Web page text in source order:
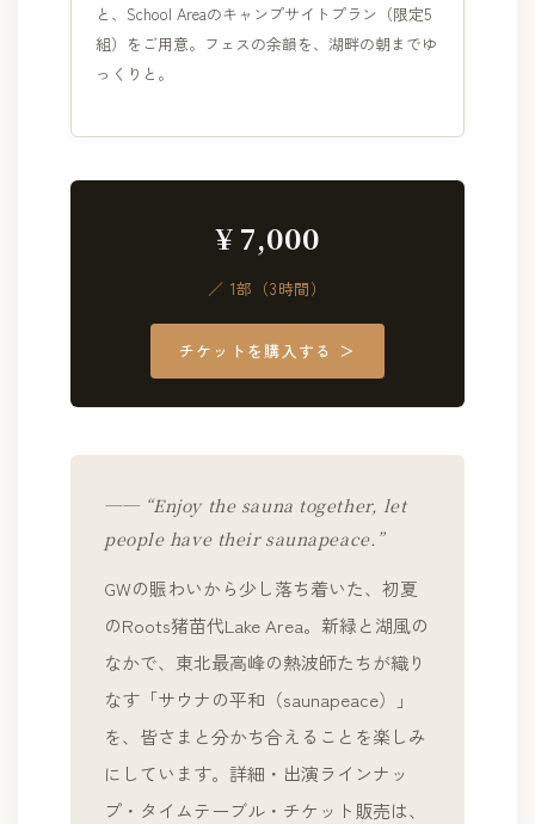
と、School Areaのキャンプサイトプラン（限定5
組）をご用意。フェスの余韻を、湖畔の朝までゆ
っくりと。
¥ 7,000
／ 1部（3時間）
チケットを購入する ＞
── “Enjoy the sauna together, let
people have their saunapeace.”
GWの賑わいから少し落ち着いた、初夏
のRoots猪苗代Lake Area。新緑と湖風の
なかで、東北最高峰の熱波師たちが織り
なす「サウナの平和（saunapeace）」
を、皆さまと分かち合えることを楽しみ
にしています。詳細・出演ラインナッ
プ・タイムテーブル・チケット販売は、